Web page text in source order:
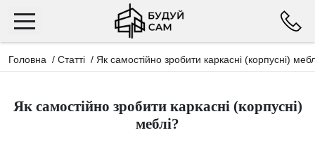
Головна / Статті / Як самостійно зробити каркасні (корпусні)
Як самостійно зробити каркасні (корпусні)
меблі?